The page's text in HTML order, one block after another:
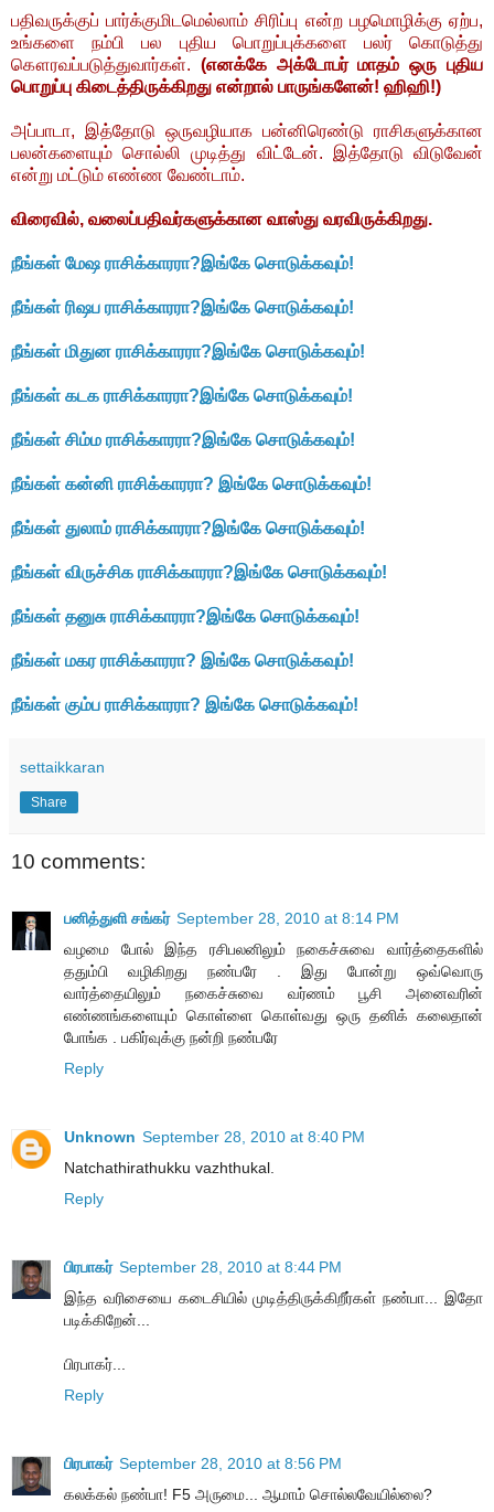
பதிவருக்குப் பார்க்குமிடமெல்லாம் சிரிப்பு என்ற பழமொழிக்கு ஏற்ப,
உங்களை நம்பி பல புதிய பொறுப்புக்களை பலர் கொடுத்து
கௌரவப்படுத்துவார்கள். (எனக்கே அக்டோபர் மாதம் ஒரு புதிய
பொறுப்பு கிடைத்திருக்கிறது என்றால் பாருங்களேன்! ஹிஹி!)
அப்பாடா, இத்தோடு ஒருவழியாக பன்னிரெண்டு ராசிகளுக்கான
பலன்களையும் சொல்லி முடித்து விட்டேன். இத்தோடு விடுவேன்
என்று மட்டும் எண்ண வேண்டாம்.
விரைவில், வலைப்பதிவர்களுக்கான வாஸ்து வரவிருக்கிறது.
நீங்கள் மேஷ ராசிக்காரரா?இங்கே சொடுக்கவும்!
நீங்கள் ரிஷப ராசிக்காரரா?இங்கே சொடுக்கவும்!
நீங்கள் மிதுன ராசிக்காரரா?இங்கே சொடுக்கவும்!
நீங்கள் கடக ராசிக்காரரா?இங்கே சொடுக்கவும்!
நீங்கள் சிம்ம ராசிக்காரரா?இங்கே சொடுக்கவும்!
நீங்கள் கன்னி ராசிக்காரரா? இங்கே சொடுக்கவும்!
நீங்கள் துலாம் ராசிக்காரரா?இங்கே சொடுக்கவும்!
நீங்கள் விருச்சிக ராசிக்காரரா?இங்கே சொடுக்கவும்!
நீங்கள் தனுசு ராசிக்காரரா?இங்கே சொடுக்கவும்!
நீங்கள் மகர ராசிக்காரரா? இங்கே சொடுக்கவும்!
நீங்கள் கும்ப ராசிக்காரரா? இங்கே சொடுக்கவும்!
settaikkaran
Share
10 comments:
பனித்துளி சங்கர் September 28, 2010 at 8:14 PM
வழமை போல் இந்த ரசிபலனிலும் நகைச்சுவை வார்த்தைகளில்
ததும்பி வழிகிறது நண்பரே . இது போன்று ஒவ்வொரு
வார்த்தையிலும் நகைச்சுவை வர்ணம் பூசி அனைவரின்
எண்ணங்களையும் கொள்ளை கொள்வது ஒரு தனிக் கலைதான்
போங்க . பகிர்வுக்கு நன்றி நண்பரே
Reply
Unknown September 28, 2010 at 8:40 PM
Natchathirathukku vazhthukal.
Reply
பிரபாகர் September 28, 2010 at 8:44 PM
இந்த வரிசையை கடைசியில் முடித்திருக்கிறீர்கள் நண்பா... இதோ
படிக்கிறேன்...
பிரபாகர்...
Reply
பிரபாகர் September 28, 2010 at 8:56 PM
கலக்கல் நண்பா! F5 அருமை... ஆமாம் சொல்லவேயில்லை?